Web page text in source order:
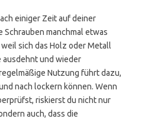
einiger Zeit auf deiner
manchmal etwas
sich das Holz oder Metall
und wieder
Nutzung führt dazu,
nach lockern können. Wenn
riskierst du nicht nur
auch, dass die